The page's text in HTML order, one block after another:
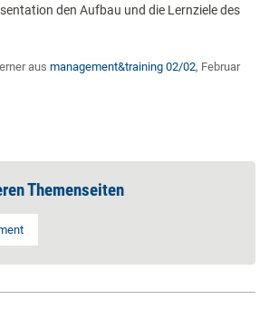
den Aufbau und die Lernziele des
aus management&training 02/02, Februar
Themenseiten